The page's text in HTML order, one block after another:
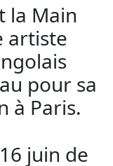
la Main
artiste
pour sa
à Paris.
juin de